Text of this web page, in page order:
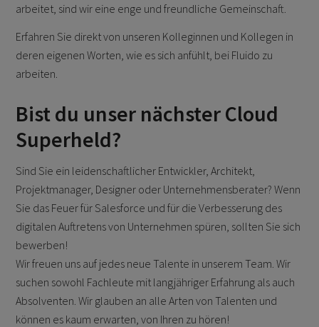
arbeitet, sind wir eine enge und freundliche Gemeinschaft.
Erfahren Sie direkt von unseren Kolleginnen und Kollegen in
deren eigenen Worten, wie es sich anfühlt, bei Fluido zu
arbeiten.
Bist du unser nächster Cloud
Superheld?
Sind Sie ein leidenschaftlicher Entwickler, Architekt,
Projektmanager, Designer oder Unternehmensberater? Wenn
Sie das Feuer für Salesforce und für die Verbesserung des
digitalen Auftretens von Unternehmen spüren, sollten Sie sich
bewerben!
Wir freuen uns auf jedes neue Talente in unserem Team. Wir
suchen sowohl Fachleute mit langjähriger Erfahrung als auch
Absolventen. Wir glauben an alle Arten von Talenten und
können es kaum erwarten, von Ihren zu hören!